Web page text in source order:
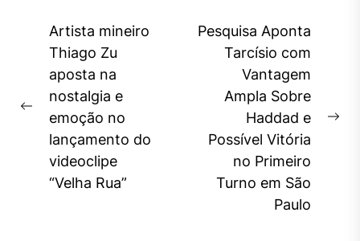
Navegação
Post
Previous
post:
Artista mineiro
Thiago Zu
aposta na
nostalgia e
emoção no
lançamento do
videoclipe
“Velha Rua”
Pesquisa Aponta
Tarcísio com
Vantagem
Ampla Sobre
Haddad e
Possível Vitória
no Primeiro
Turno em São
Paulo